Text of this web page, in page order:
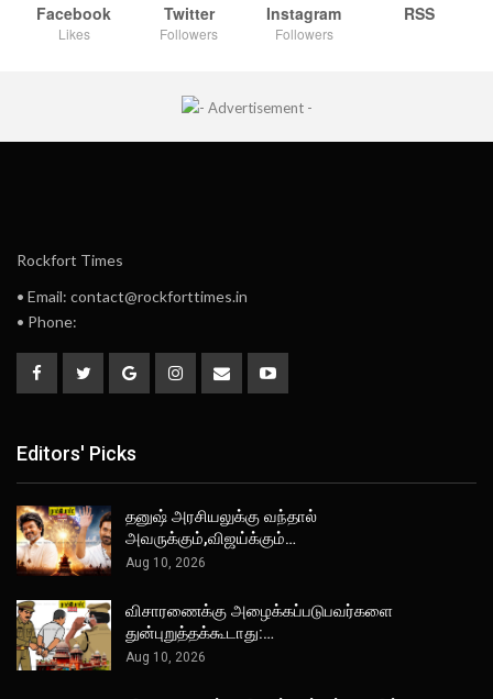
Facebook
Likes
Twitter
Followers
Instagram
Followers
RSS
Rockfort Times
• Email: contact@rockforttimes.in
• Phone:
Editors' Picks
தனுஷ் அரசியலுக்கு வந்தால்
அவருக்கும்,விஜய்க்கும்…
Aug 10, 2026
விசாரணைக்கு அழைக்கப்படுபவர்களை
துன்புறுத்தக்கூடாது:…
Aug 10, 2026